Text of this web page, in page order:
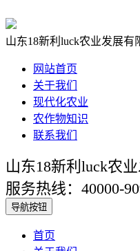
山东18新利luck农业发展有
网站首页
关于我们
现代化农业
农作物知识
联系我们
山东18新利luck农
服务热线：40000-
导航按钮
首页